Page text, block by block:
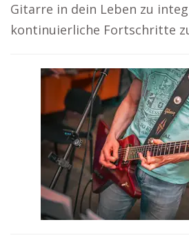
Gitarre in dein Leben zu
kontinuierliche Fortschritte